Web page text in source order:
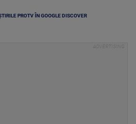
PROTV ÎN GOOGLE DISCOVER